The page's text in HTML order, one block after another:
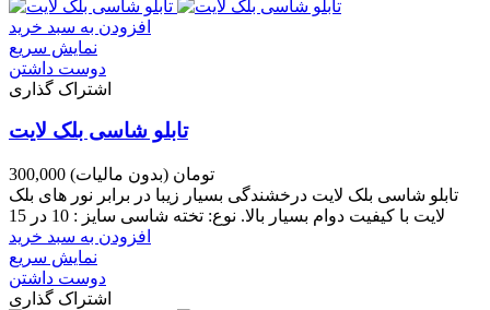
افزودن به سبد خرید
نمایش سریع
دوست داشتن
اشتراک گذاری
تابلو شاسی بلک لایت
300,000 تومان (بدون مالیات)
تابلو شاسی بلک لایت درخشندگی بسیار زیبا در برابر نور های بلک
لایت با کیفیت دوام بسیار بالا. نوع: تخته شاسی سایز : 10 در 15
افزودن به سبد خرید
نمایش سریع
دوست داشتن
اشتراک گذاری